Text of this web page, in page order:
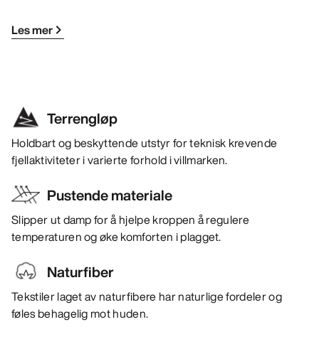
Les mer
Terrengløp
Holdbart og beskyttende utstyr for teknisk krevende
fjellaktiviteter i varierte forhold i villmarken.
Pustende materiale
Slipper ut damp for å hjelpe kroppen å regulere
temperaturen og øke komforten i plagget.
Naturfiber
Tekstiler laget av naturfibere har naturlige fordeler og
føles behagelig mot huden.